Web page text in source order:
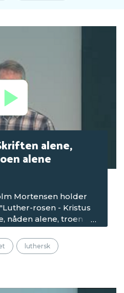
alene,
alene
Mortensen holder
rosen - Kristus
nåden alene, troen
1 i 2022, som
Strand Camping.
luthersk